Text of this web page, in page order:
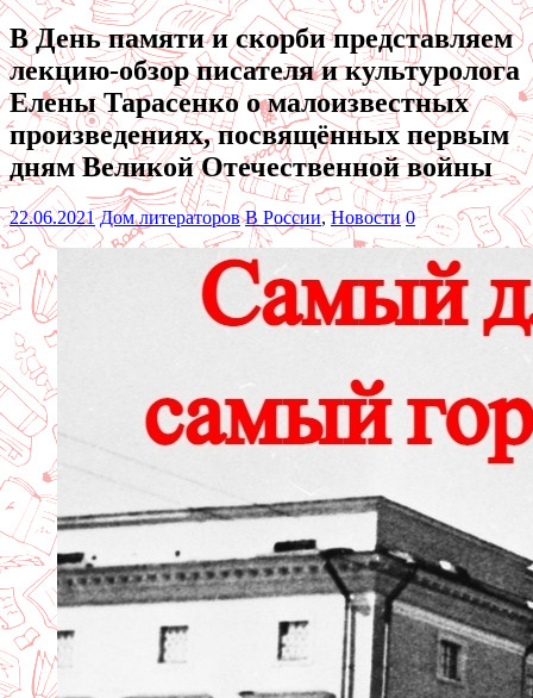
В День памяти и скорби представляем
лекцию-обзор писателя и культуролога
Елены Тарасенко о малоизвестных
произведениях, посвящённых первым
дням Великой Отечественной войны
22.06.2021 Дом литераторов В России,Новости 0